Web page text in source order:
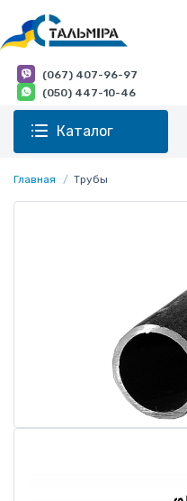
(067) 407-96-97
(050) 447-10-46
Каталог
Главная Трубы